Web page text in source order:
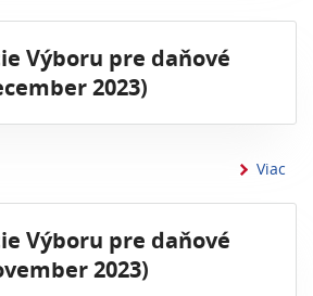
Výboru pre daňové
2023)
Viac
Výboru pre daňové
2023)